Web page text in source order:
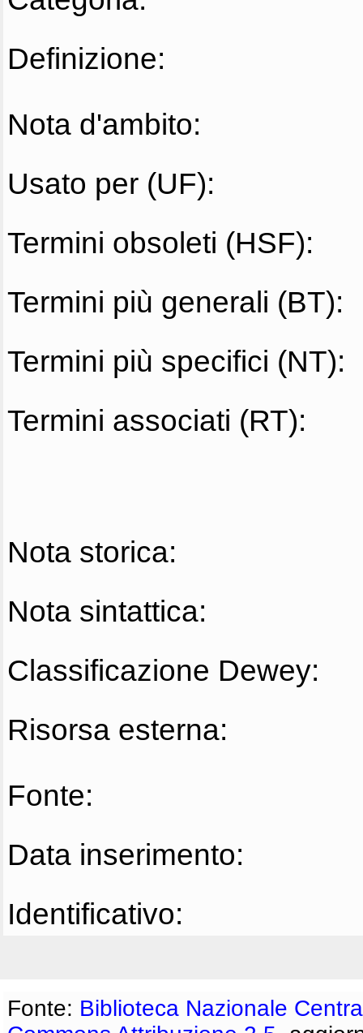
Definizione:
Nota d'ambito:
Usato per (UF):
Termini obsoleti (HSF):
Termini più generali (BT):
Termini più specifici (NT):
Termini associati (RT):
Nota storica:
Nota sintattica:
Classificazione Dewey:
Risorsa esterna:
Fonte:
Data inserimento:
Identificativo:
Fonte: Biblioteca Nazionale